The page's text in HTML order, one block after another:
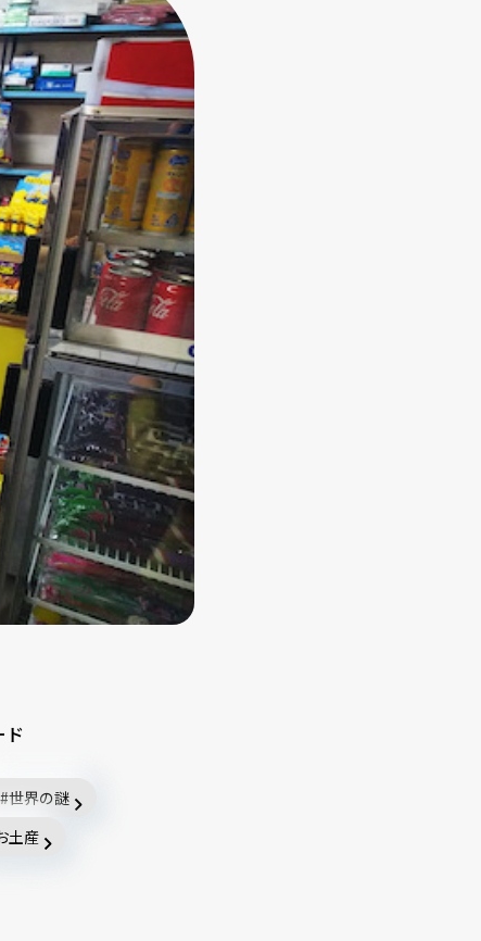
ド
世界の謎
土産